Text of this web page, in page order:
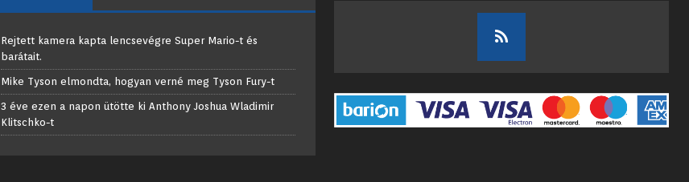
Rejtett kamera kapta lencsevégre Super Mario-t és
barátait.
Mike Tyson elmondta, hogyan verné meg Tyson Fury-t
3 éve ezen a napon ütötte ki Anthony Joshua Wladimir
Klitschko-t